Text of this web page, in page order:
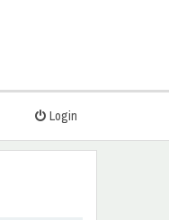
Login